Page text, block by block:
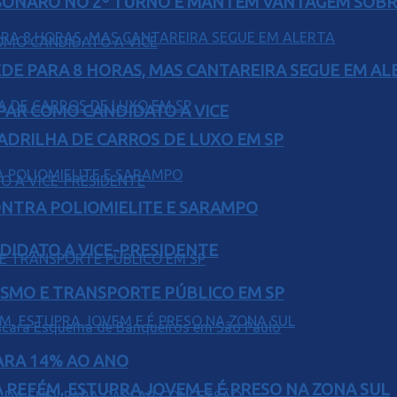
COMO CANDIDATO A VICE
A VICE-PRESIDENTE
ESTUPRA JOVEM E É PRESO NA ZONA SUL
PARA 8 HORAS, MAS CANTAREIRA SEGUE EM
DE CARROS DE LUXO EM SP
POLIOMIELITE E SARAMPO
E TRANSPORTE PÚBLICO EM SP
14% AO ANO